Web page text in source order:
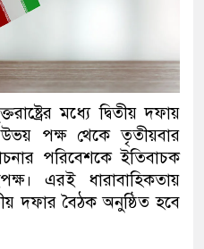
মধ্যে দ্বিতীয় দফায়
পক্ষ থেকে তৃতীয়বার
পরিবেশকে ইতিবাচক
এরই ধারাবাহিকতায়
দফার বৈঠক অনুষ্ঠিত হবে